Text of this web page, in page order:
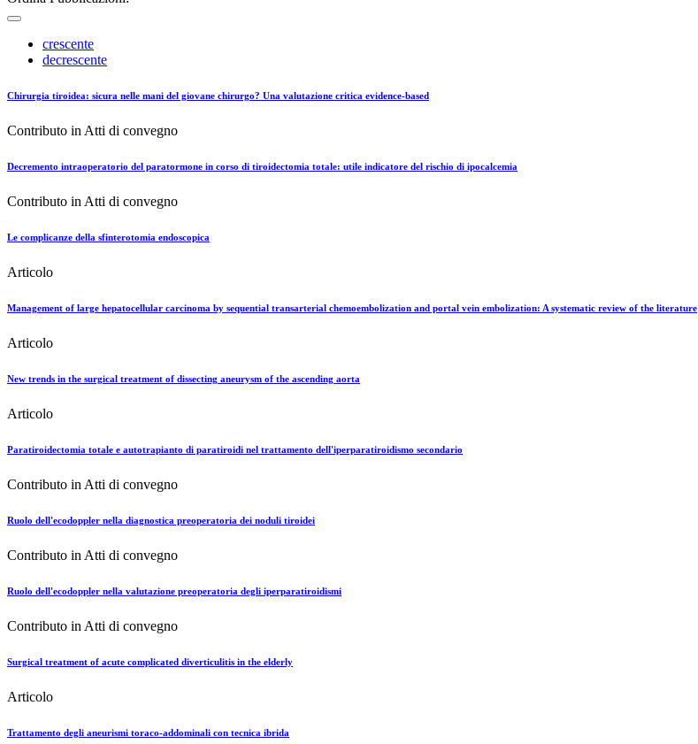
crescente
decrescente
Chirurgia tiroidea: sicura nelle mani del giovane chirurgo? Una valutazione critica evidence-based
Contributo in Atti di convegno
Decremento intraoperatorio del paratormone in corso di tiroidectomia totale: utile indicatore del rischio di ipocalcemia
Contributo in Atti di convegno
Le complicanze della sfinterotomia endoscopica
Articolo
Management of large hepatocellular carcinoma by sequential transarterial chemoembolization and portal vein embolization: A systematic review of the literature
Articolo
New trends in the surgical treatment of dissecting aneurysm of the ascending aorta
Articolo
Paratiroidectomia totale e autotrapianto di paratiroidi nel trattamento dell'iperparatiroidismo secondario
Contributo in Atti di convegno
Ruolo dell'ecodoppler nella diagnostica preoperatoria dei noduli tiroidei
Contributo in Atti di convegno
Ruolo dell'ecodoppler nella valutazione preoperatoria degli iperparatiroidismi
Contributo in Atti di convegno
Surgical treatment of acute complicated diverticulitis in the elderly
Articolo
Trattamento degli aneurismi toraco-addominali con tecnica ibrida